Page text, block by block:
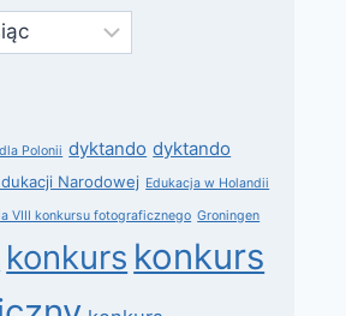
SZKOLNEJ
Polonii dyktando dyktando
Narodowej Edukacja w Holandii
VIII konkursu fotograficznego Groningen
konkurs konkurs